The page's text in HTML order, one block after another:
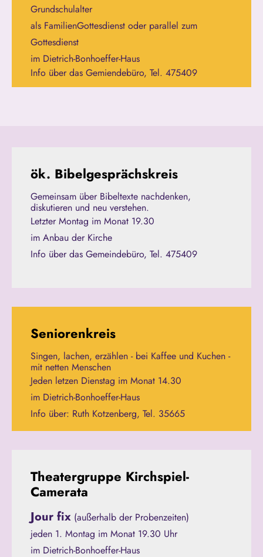
Grundschulalter
als FamilienGottesdienst oder parallel zum
Gottesdienst
im Dietrich-Bonhoeffer-Haus
Info über das Gemiendebüro, Tel. 475409
ök. Bibelgesprächskreis
Gemeinsam über Bibeltexte nachdenken,
diskutieren und neu verstehen.
Letzter Montag im Monat 19.30
im Anbau der Kirche
Info über das Gemeindebüro, Tel. 475409
Seniorenkreis
Singen, lachen, erzählen - bei Kaffee und Kuchen -
mit netten Menschen
Jeden letzen Dienstag im Monat 14.30
im Dietrich-Bonhoeffer-Haus
Info über: Ruth Kotzenberg, Tel. 35665
Theatergruppe Kirchspiel-
Camerata
Jour fix (außerhalb der Probenzeiten)
jeden 1. Montag im Monat 19.30 Uhr
im Dietrich-Bonhoeffer-Haus